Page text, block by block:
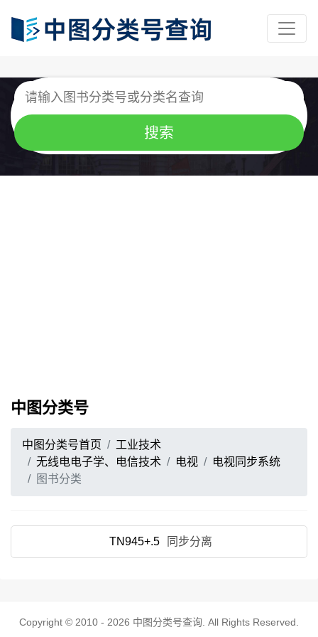
中图分类号
中图分类号首页
工业技术
无线电电子学、电信技术
电视
电视同步系统
图书分类
TN945+.5 同步分离
Copyright © 2010 - 2026 中图分类号查询 . All Rights Reserved.